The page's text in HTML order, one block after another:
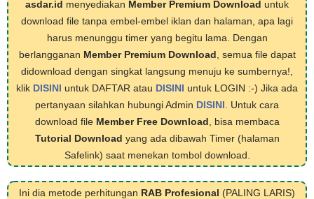
asdar.id menyediakan Member Premium Download untuk
download file tanpa embel-embel iklan dan halaman, apa lagi
harus menunggu timer yang begitu lama. Dengan
berlangganan Member Premium Download , semua file dapat
didownload dengan singkat langsung menuju ke sumbernya!,
klik DISINI untuk DAFTAR atau DISINI untuk LOGIN :-) Jika ada
pertanyaan silahkan hubungi Admin DISINI . Untuk cara
download file Member Free Download , bisa membaca
Tutorial Download yang ada dibawah Timer (halaman
Safelink) saat menekan tombol download.
Ini dia metode perhitungan RAB Profesional (PALING LARIS)